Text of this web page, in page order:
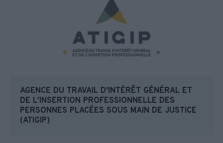
AGENCE DU TRAVAIL D'INTÉRÊT GÉNÉRAL ET
DE L'INSERTION PROFESSIONNELLE DES
PERSONNES PLACÉES SOUS MAIN DE JUSTICE
(ATIGIP)